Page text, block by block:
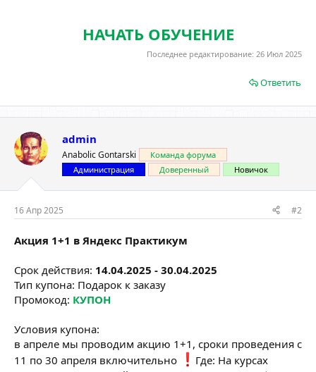
НАЧАТЬ ОБУЧЕНИЕ
Последнее редактирование: 26 Июл 2025
Ответить
admin
Anabolic Gontarski
Команда форума
Администрация
Доверенный Новичок
16 Апр 2025 #2
Акция 1+1 в Яндекс Практикум
Срок действия: 14.04.2025 - 30.04.2025
Тип купона: Подарок к заказу
Промокод: КУПОН
Условия купона:
в апреле мы проводим акцию 1+1, сроки проведения с
11 по 30 апреля включительно
️Где: На курсах